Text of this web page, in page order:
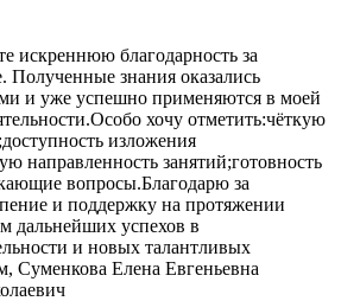
искреннюю благодарность за
Полученные знания оказались
и уже успешно применяются в моей
хочу отметить:чёткую
изложения
направленность занятий;готовность
вопросы.Благодарю за
и поддержку на протяжении
дальнейших успехов в
и новых талантливых
Суменкова Елена Евгеньевна